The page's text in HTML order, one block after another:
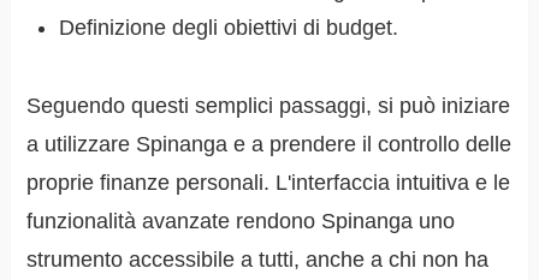
Definizione degli obiettivi di budget.
Seguendo questi semplici passaggi, si può iniziare
a utilizzare Spinanga e a prendere il controllo delle
proprie finanze personali. L'interfaccia intuitiva e le
funzionalità avanzate rendono Spinanga uno
strumento accessibile a tutti, anche a chi non ha